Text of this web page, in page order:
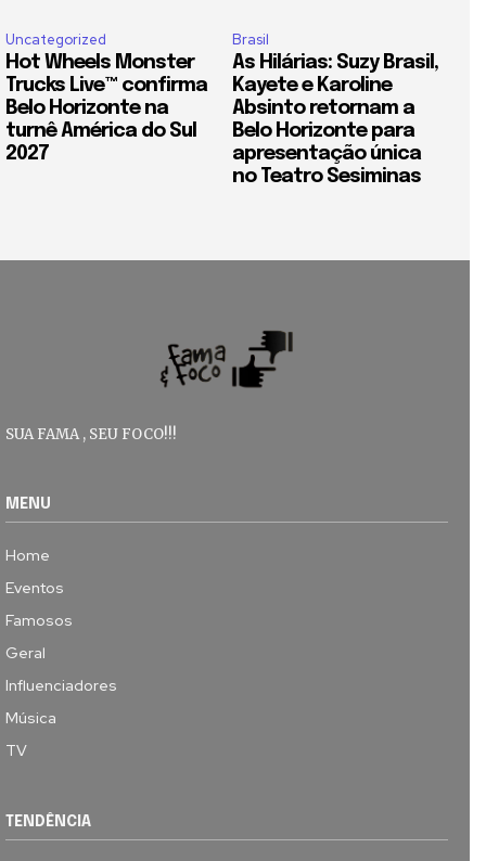
Uncategorized
Hot Wheels Monster
Trucks Live™ confirma
Belo Horizonte na
turnê América do Sul
2027
Brasil
As Hilárias: Suzy Brasil,
Kayete e Karoline
Absinto retornam a
Belo Horizonte para
apresentação única
no Teatro Sesiminas
SUA FAMA , SEU FOCO!!!
MENU
Home
Eventos
Famosos
Geral
Influenciadores
Música
TV
TENDÊNCIA